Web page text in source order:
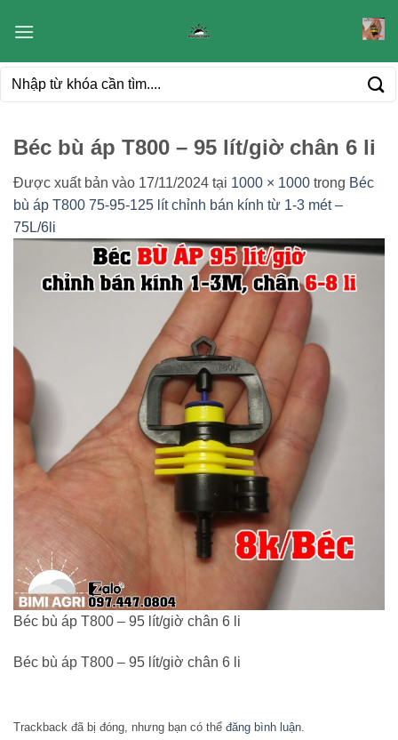
qua
dung
Tìm
Béc bù áp T800 – 95 lít/giờ chân 6 li
Được xuất bản vào 17/11/2024 tại 1000 × 1000 trong Béc
bù áp T800 75-95-125 lít chỉnh bán kính từ 1-3 mét –
75L/6li
Béc bù áp T800 – 95 lít/giờ chân 6 li
Béc bù áp T800 – 95 lít/giờ chân 6 li
Trackback đã bị đóng, nhưng bạn có thể đăng bình luận.